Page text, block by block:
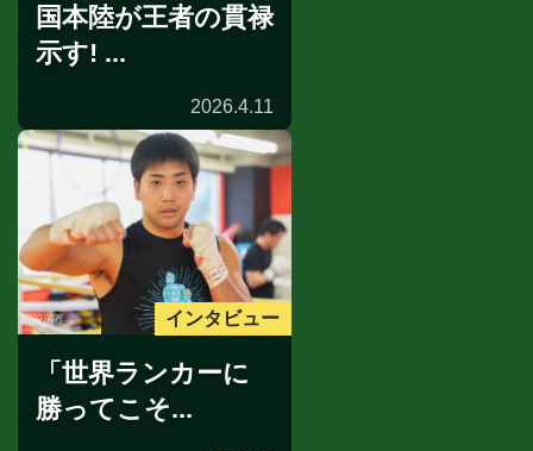
国本陸が王者の貫禄
示す! ...
2026.4.11
インタビュー
「世界ランカーに
勝ってこそ...